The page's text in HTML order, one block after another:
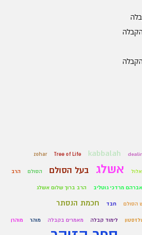
kabbalah
Tree of Life
zohar
אלול אשלג בעל הסולם הסולם הרב
מרדכי גוטליב הרב ברוך שלום אשלג
הסולם חבד חכמת הנסתר
לימוד קבלה מאמרים בקבלה מוהר מוהרן